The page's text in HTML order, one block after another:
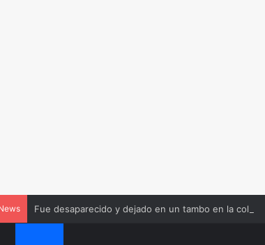
Fue desaparecido y dejado en un tambo en la colonia